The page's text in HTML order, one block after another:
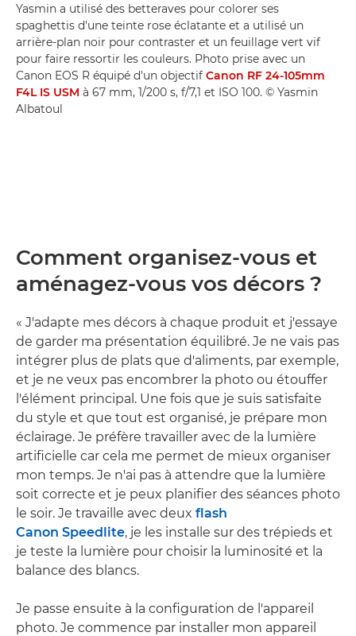
Yasmin a utilisé des betteraves pour colorer ses
spaghettis d'une teinte rose éclatante et a utilisé un
arrière-plan noir pour contraster et un feuillage vert vif
pour faire ressortir les couleurs. Photo prise avec un
Canon EOS R équipé d'un objectif Canon RF 24-105mm
F4L IS USM à 67 mm, 1/200 s, f/7,1 et ISO 100. © Yasmin
Albatoul
Comment organisez-vous et
aménagez-vous vos décors ?
« J'adapte mes décors à chaque produit et j'essaye
de garder ma présentation équilibré. Je ne vais pas
intégrer plus de plats que d'aliments, par exemple,
et je ne veux pas encombrer la photo ou étouffer
l'élément principal. Une fois que je suis satisfaite
du style et que tout est organisé, je prépare mon
éclairage. Je préfère travailler avec de la lumière
artificielle car cela me permet de mieux organiser
mon temps. Je n'ai pas à attendre que la lumière
soit correcte et je peux planifier des séances photo
le soir. Je travaille avec deux flash
Canon Speedlite, je les installe sur des trépieds et
je teste la lumière pour choisir la luminosité et la
balance des blancs.
Je passe ensuite à la configuration de l'appareil
photo. Je commence par installer mon appareil